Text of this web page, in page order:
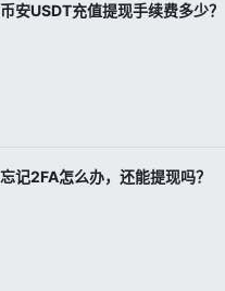
币安USDT充值提现手续费多少？
忘记2FA怎么办，还能提现吗？